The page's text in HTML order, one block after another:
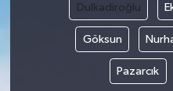
Dulkadiroğlu
Göksun
Pazarcık